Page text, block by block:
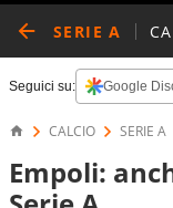
SERIE A
Seguici su: Google
CALCIO SERIE A
Empoli: